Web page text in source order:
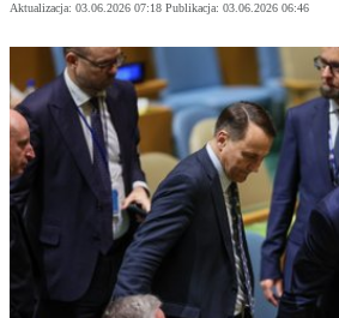
Aktualizacja: 03.06.2026 07:18 Publikacja: 03.06.2026 06:46